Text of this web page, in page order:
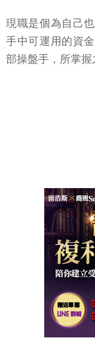
現職是個為自己
手中可運用的資
部操盤手，所掌握